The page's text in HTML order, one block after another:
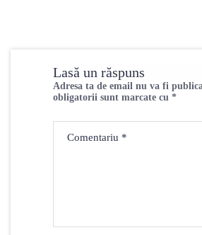
Lasă un răspuns
Adresa ta de email nu va fi
obligatorii sunt marcate cu *
Comentariu *